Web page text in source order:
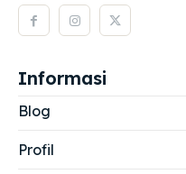
Informasi
Blog
Profil